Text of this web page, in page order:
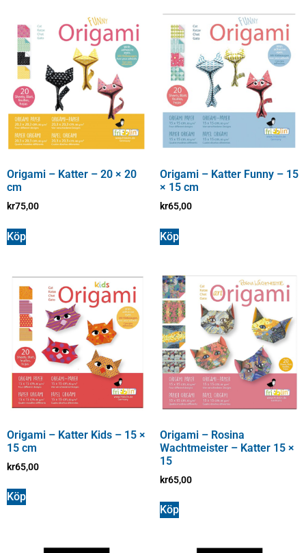
Origami – Katter – 20 × 20
cm
kr75,00
Köp
Origami – Katter Funny – 15
× 15 cm
kr65,00
Köp
Origami – Katter Kids – 15 ×
15 cm
kr65,00
Köp
Origami – Rosina
Wachtmeister – Katter 15 ×
15
kr65,00
Köp